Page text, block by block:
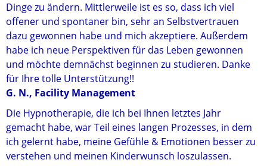
Dinge zu ändern. Mittlerweile ist es so, dass ich viel
offener und spontaner bin, sehr an Selbstvertrauen
dazu gewonnen habe und mich akzeptiere. Außerdem
habe ich neue Perspektiven für das Leben gewonnen
und möchte demnächst beginnen zu studieren. Danke
für Ihre tolle Unterstützung!!
G. N., Facility Management
Die Hypnotherapie, die ich bei Ihnen letztes Jahr
gemacht habe, war Teil eines langen Prozesses, in dem
ich gelernt habe, meine Gefühle & Emotionen besser zu
verstehen und meinen Kinderwunsch loszulassen.